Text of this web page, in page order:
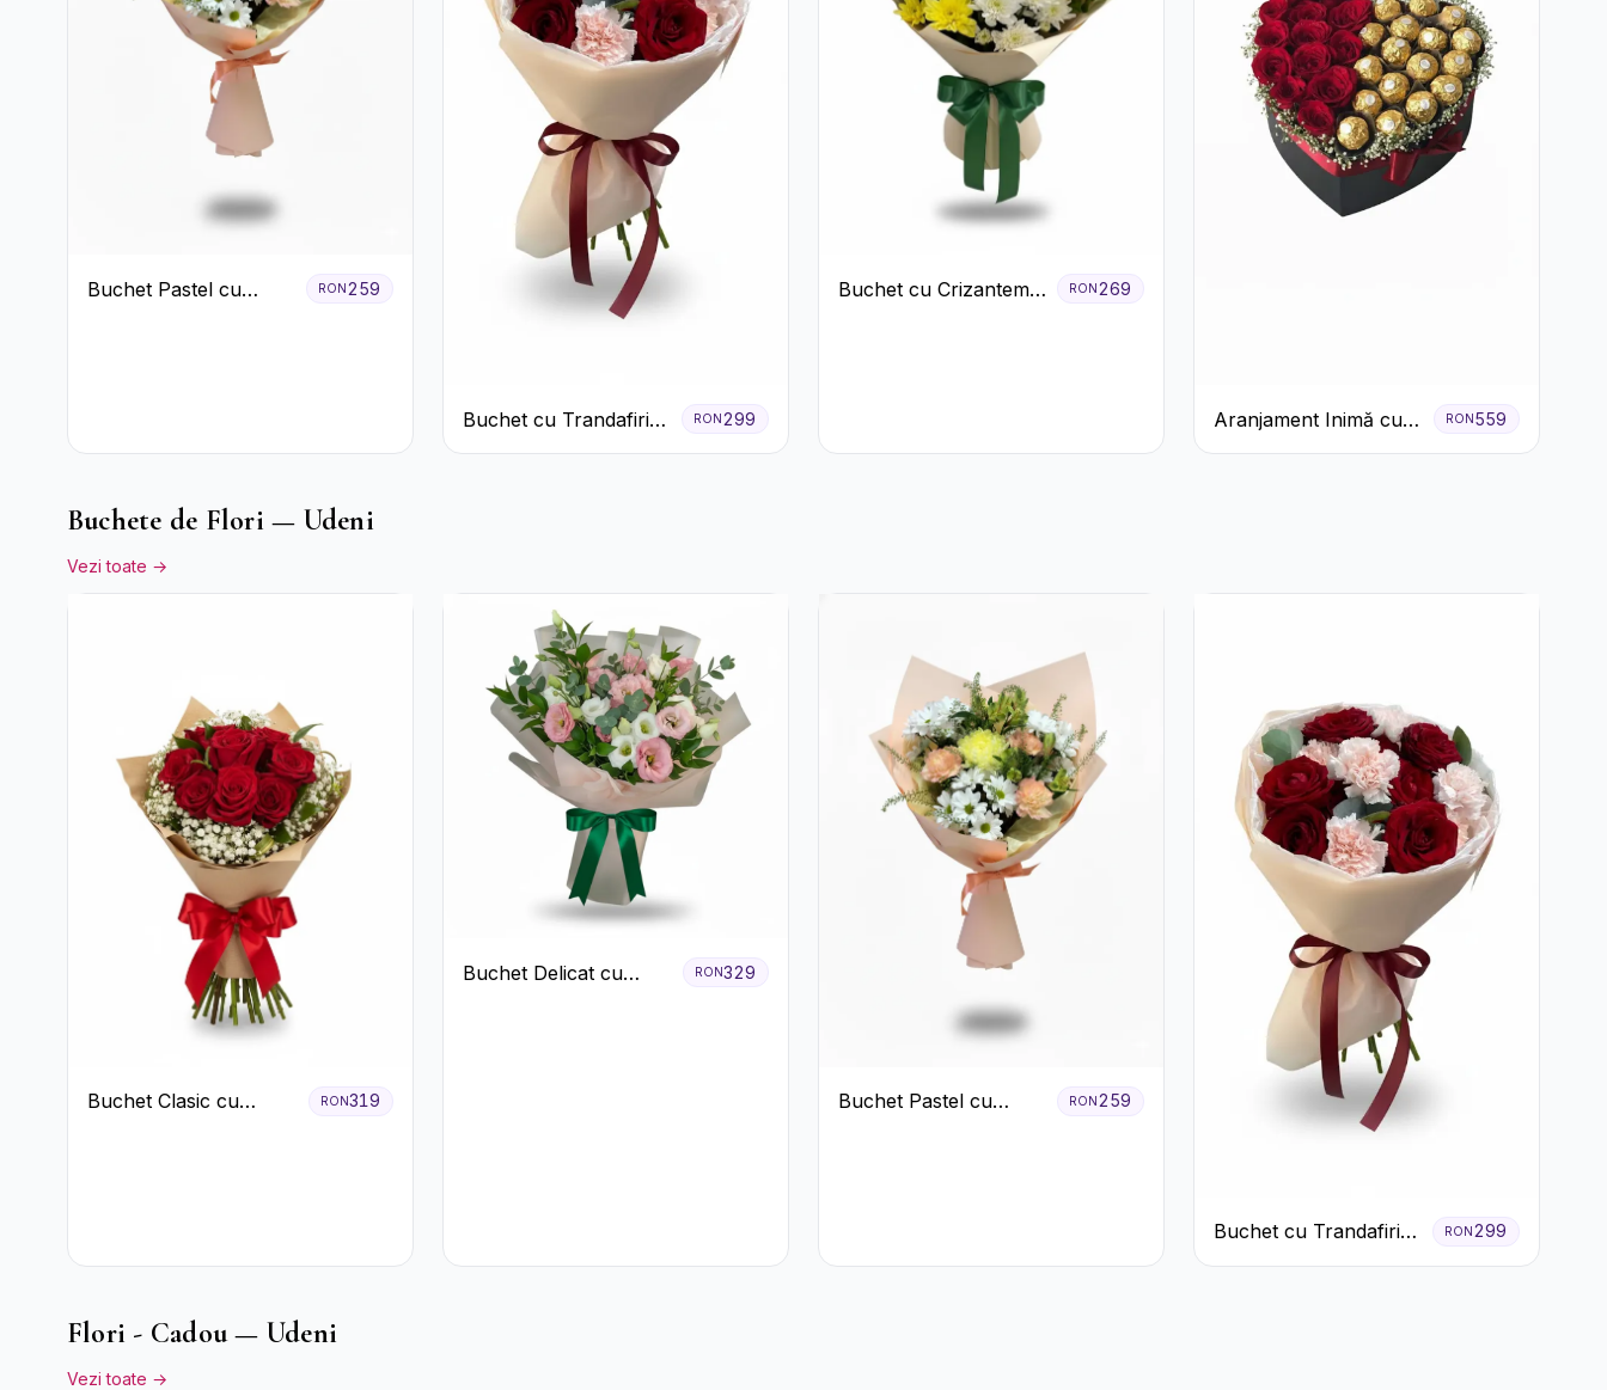
Buchet Pastel cu
RON 259
Buchet cu Trandafiri
Roșii și Garoafe Roz
RON 299
Buchet cu Crizanteme
RON 269
Aranjament Inimă cu
Trandafiri Roșii și
RON 559
Buchete de Flori — Udeni
Vezi toate →
Buchet Clasic cu
RON319
Buchet Delicat cu
RON329
Buchet Pastel cu
RON259
Buchet cu Trandafiri
Roșii și Garoafe Roz
RON299
Flori - Cadou — Udeni
Vezi toate →